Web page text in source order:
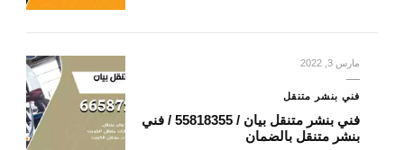
مارس 3, 2022
فني بنشر متنقل
فني بنشر متنقل بيان / 55818355‬ / فني
بنشر متنقل بالضمان